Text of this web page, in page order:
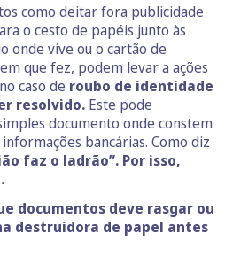
como deitar fora publicidade
o cesto de papéis junto às
onde vive ou o cartão de
que fez, podem levar a ações
caso de roubo de identidade
resolvido. Este pode
documento onde constem
bancárias. Como diz
faz o ladrão”. Por isso,
documentos deve rasgar ou
destruidora de papel antes